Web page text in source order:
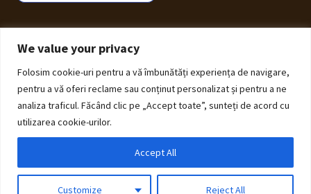
We value your privacy
Folosim cookie-uri pentru a vă îmbunătăți experiența de navigare,
pentru a vă oferi reclame sau conținut personalizat și pentru a ne
analiza traficul. Făcând clic pe „Accept toate”, sunteți de acord cu
utilizarea cookie-urilor.
Customize Reject All
Accept All
© ECHOS Furniture 2026
Politică de Confidențialitate cu privire la prelucrarea
datelor cu caracter personal
WooCommerce.